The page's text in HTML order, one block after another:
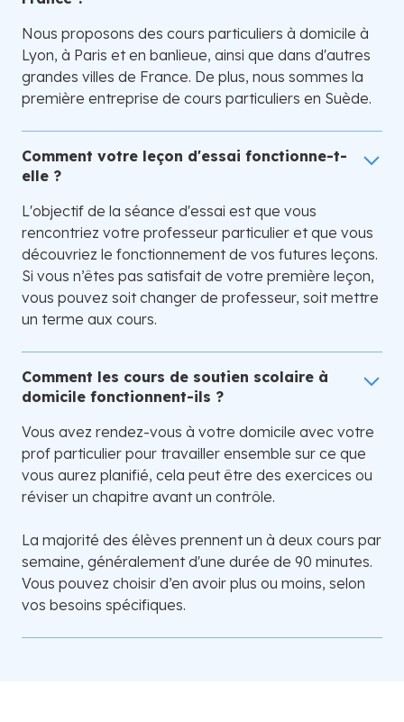
Nous proposons des cours particuliers à domicile à
Lyon, à Paris et en banlieue, ainsi que dans d'autres
grandes villes de France. De plus, nous sommes la
première entreprise de cours particuliers en Suède.
Comment votre leçon d'essai fonctionne-t-
elle ?
L'objectif de la séance d'essai est que vous
rencontriez votre professeur particulier et que vous
découvriez le fonctionnement de vos futures leçons.
Si vous n’êtes pas satisfait de votre première leçon,
vous pouvez soit changer de professeur, soit mettre
un terme aux cours.
Comment les cours de soutien scolaire à
domicile fonctionnent-ils ?
Vous avez rendez-vous à votre domicile avec votre
prof particulier pour travailler ensemble sur ce que
vous aurez planifié, cela peut être des exercices ou
réviser un chapitre avant un contrôle.
La majorité des élèves prennent un à deux cours par
semaine, généralement d'une durée de 90 minutes.
Vous pouvez choisir d’en avoir plus ou moins, selon
vos besoins spécifiques.